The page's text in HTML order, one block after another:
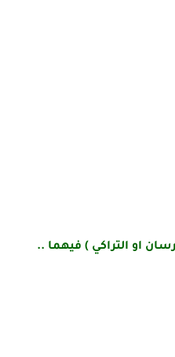
او التراكي ) فيهما ..